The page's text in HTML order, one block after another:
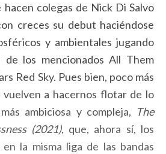
colegas de Nick Di Salvo
creces su debut haciéndose
y ambientales jugando
los mencionados All Them
Red Sky. Pues bien, poco más
vuelven a hacernos flotar de lo
ambiciosa y compleja, The
(2021), que, ahora sí, los
la misma liga de las bandas